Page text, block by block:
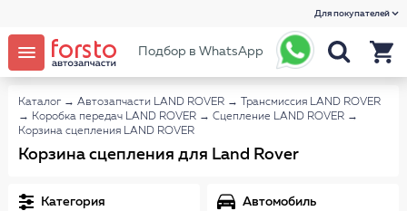
Для покупателей
Подбор в WhatsApp
Каталог → Автозапчасти LAND ROVER →
Трансмиссия LAND ROVER
→ Коробка передач LAND ROVER → Сцепление LAND ROVER →
Корзина сцепления LAND ROVER
Корзина сцепления для Land Rover
Категория Автомобиль